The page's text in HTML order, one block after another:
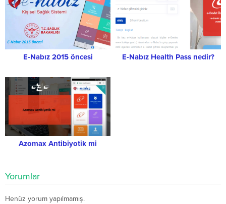
E-Nabız 2015 öncesi E-Nabız Health Pass nedir?
Azomax Antibiyotik mi
Yorumlar
Henüz yorum yapılmamış.